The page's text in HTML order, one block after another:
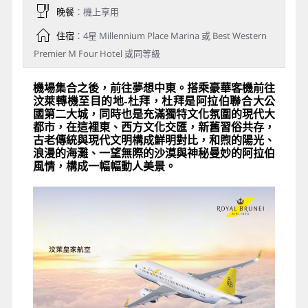
晚餐：機上享用
住宿：4星 Millennium Place Marina 或 Best Western
Premier M Four Hotel 或同等級
機場集合之後，前往夢想中東。搭乘豪華客機前往
汶萊轉機至目的地-杜拜，杜拜是阿拉伯聯合大公
國第二大城， 同時也是充滿獨特文化氛圍的現代大
都市，在這裡東、西方文化交匯，新舊習俗共存，
古老傳統與現代文明構成鮮明對比，和煦的陽光、
浪漫的海灘、一望無際的沙漠與神秘曼妙的阿拉伯
風情，構成一幅幅動人美景。